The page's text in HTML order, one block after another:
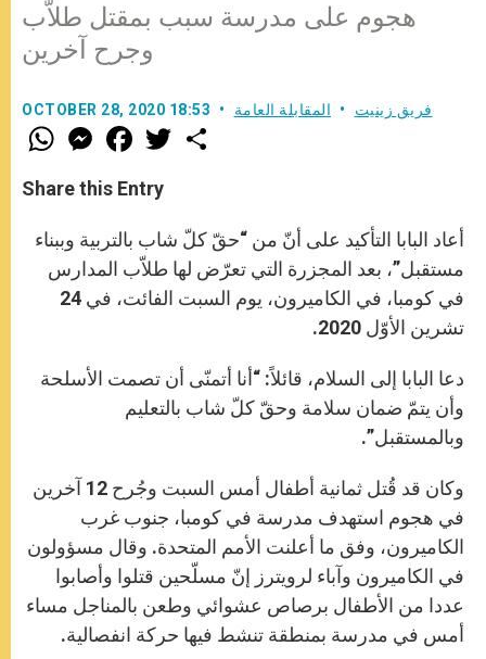
هجوم على مدرسة سبب بمقتل طلاّب
وجرح آخرين
OCTOBER 28, 2020 18:53 فريق زينيت المقابلة العامة
W
h
t
s
p
M
e
s
e
e
r
F
a
e
b
k
w
r
Share this Entry
أعاد البابا التأكيد على أنّ من “حقّ كلّ شاب بالتربية وببناء
مستقبل”، بعد المجزرة التي تعرّض لها طلاّب المدارس
في كومبا، في الكاميرون، يوم السبت الفائت، في 24
تشرين الأوّل 2020.
دعا البابا إلى السلام، قائلاً: “أنا أتمنّى أن تصمت الأسلحة
وأن يتمّ ضمان سلامة وحقّ كلّ شاب بالتعليم
وبالمستقبل”.
وكان قد قُتل ثمانية أطفال أمس السبت وجُرح 12 آخرين
في هجوم استهدف مدرسة في كومبا، جنوب غرب
الكاميرون، وفق ما أعلنت الأمم المتحدة. وقال مسؤولون
في الكاميرون وآباء لرويترز إنّ مسلّحين قتلوا وأصابوا
عددا من الأطفال برصاص عشوائي وطعن بالمناجل مساء
أمس في مدرسة بمنطقة تنشط فيها حركة انفصالية.